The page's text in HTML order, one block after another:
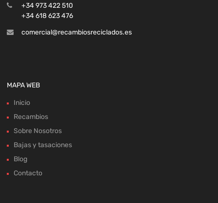
+34 973 422 510
+34 618 623 476
comercial@recambiosreciclados.es
MAPA WEB
Inicio
Recambios
Sobre Nosotros
Bajas y tasaciones
Blog
Contacto